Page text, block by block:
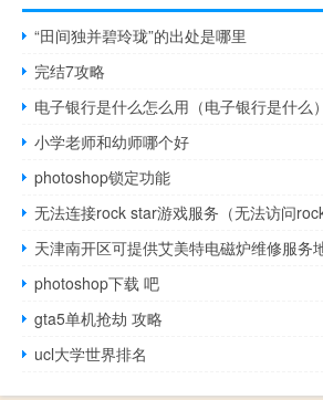
“田间独并碧玲珑”的出处是哪里
完结7攻略
电子银行是什么怎么用（电子银行是什么）
小学老师和幼师哪个好
photoshop锁定功能
天津南开区可提供艾美特电磁炉维修服务
photoshop下载 吧
gta5单机抢劫 攻略
ucl大学世界排名